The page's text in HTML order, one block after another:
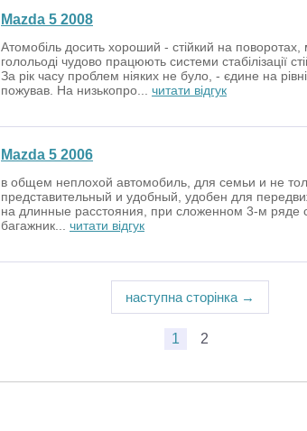
Mazda 5 2008
Атомобіль досить хороший - стійкий на
голольоді чудово працюють системи стабілізації
За рік часу проблем ніяких не було, - єдине на
пожував. На низькопро... читати відгук
Mazda 5 2006
в общем неплохой автомобиль, для семьи и не
представительный и удобный, удобен для
на длинные расстояния, при сложенном 3-м ряде
багажник... читати відгук
наступна сторінка →
1 2